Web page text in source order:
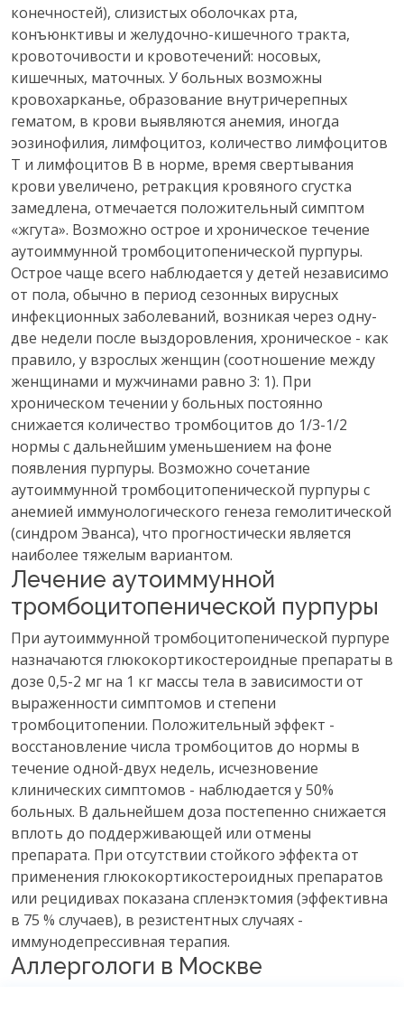
конечностей), слизистых оболочках рта,
конъюнктивы и желудочно-кишечного тракта,
кровоточивости и кровотечений: носовых,
кишечных, маточных. У больных возможны
кровохарканье, образование внутричерепных
гематом, в крови выявляются анемия, иногда
эозинофилия, лимфоцитоз, количество лимфоцитов
Т и лимфоцитов В в норме, время свертывания
крови увеличено, ретракция кровяного сгустка
замедлена, отмечается положительный симптом
«жгута». Возможно острое и хроническое течение
аутоиммунной тромбоцитопенической пурпуры.
Острое чаще всего наблюдается у детей независимо
от пола, обычно в период сезонных вирусных
инфекционных заболеваний, возникая через одну-
две недели после выздоровления, хроническое - как
правило, у взрослых женщин (соотношение между
женщинами и мужчинами равно 3: 1). При
хроническом течении у больных постоянно
снижается количество тромбоцитов до 1/3-1/2
нормы с дальнейшим уменьшением на фоне
появления пурпуры. Возможно сочетание
аутоиммунной тромбоцитопенической пурпуры с
анемией иммунологического генеза гемолитической
(синдром Эванса), что прогностически является
наиболее тяжелым вариантом.
Лечение аутоиммунной
тромбоцитопенической пурпуры
При аутоиммунной тромбоцитопенической пурпуре
назначаются глюкокортикостероидные препараты в
дозе 0,5-2 мг на 1 кг массы тела в зависимости от
выраженности симптомов и степени
тромбоцитопении. Положительный эффект -
восстановление числа тромбоцитов до нормы в
течение одной-двух недель, исчезновение
клинических симптомов - наблюдается у 50%
больных. В дальнейшем доза постепенно снижается
вплоть до поддерживающей или отмены
препарата. При отсутствии стойкого эффекта от
применения глюкокортикостероидных препаратов
или рецидивах показана спленэктомия (эффективна
в 75 % случаев), в резистентных случаях -
иммунодепрессивная терапия.
Аллергологи в Москве